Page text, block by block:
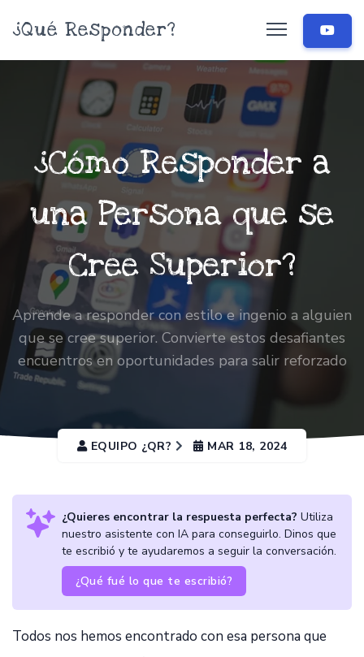
¿Qué Responder?
¿Cómo Responder a
una Persona que se
Cree Superior?
Aprende a responder con estilo e ingenio a alguien
que se cree superior. Convierte estos desafiantes
encuentros en oportunidades para salir reforzado
EQUIPO ¿QR? MAR 18, 2024
¿Quieres encontrar la respuesta perfecta? Utiliza
nuestro asistente con IA para conseguirlo. Dinos que
te escribió y te ayudaremos a seguir la conversación.
¿Qué fué lo que te escribió?
Todos nos hemos encontrado con esa persona que